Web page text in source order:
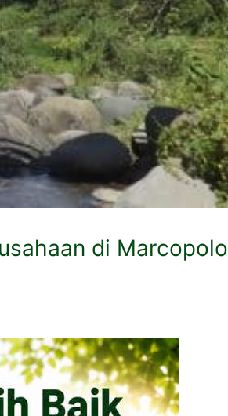
di Marcopolo